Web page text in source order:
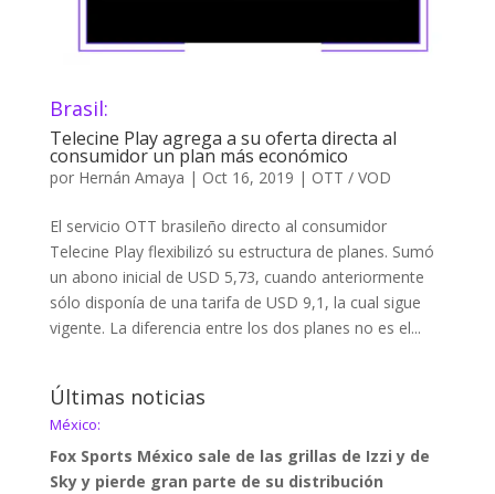
Brasil:
Telecine Play agrega a su oferta directa al
consumidor un plan más económico
por Hernán Amaya | Oct 16, 2019 | OTT / VOD
El servicio OTT brasileño directo al consumidor
Telecine Play flexibilizó su estructura de planes. Sumó
un abono inicial de USD 5,73, cuando anteriormente
sólo disponía de una tarifa de USD 9,1, la cual sigue
vigente. La diferencia entre los dos planes no es el...
Últimas noticias
México:
Fox Sports México sale de las grillas de Izzi y de
Sky y pierde gran parte de su distribución